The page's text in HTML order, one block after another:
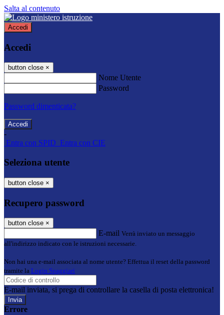
Salta al contenuto
Accedi
Accedi
button close ×
Nome Utente
Password
Password dimenticata?
-
Entra con SPID Entra con CIE
Seleziona utente
button close ×
Recupero password
button close ×
E-mail Verrà inviato un messaggio
all'indirizzo indicato con le istruzioni necessarie.
Non hai una e-mail associata al nome utente? Effettua il reset della password
tramite la Login Spaggiari
E-mail inviata, si prega di controllare la casella di posta elettronica!
Errore